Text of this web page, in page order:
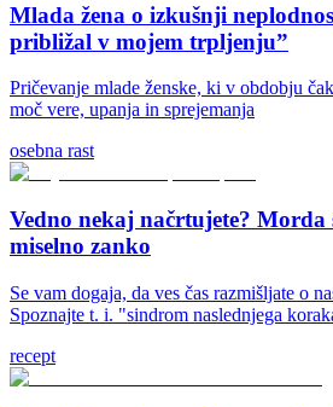
Mlada žena o izkušnji
približal v mojem trpljenju”
Pričevanje mlade ženske, ki v obdobju
moč vere, upanja in sprejemanja
osebna rast
Vedno nekaj načrtujete? Morda
miselno zanko
Se vam dogaja, da ves čas razmišljate o
Spoznajte t. i. "sindrom naslednjega
recept